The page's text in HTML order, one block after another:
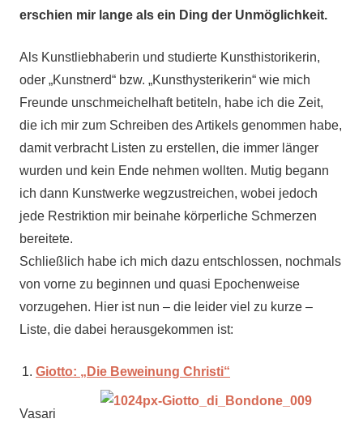
erschien mir lange als ein Ding der Unmöglichkeit.
Als Kunstliebhaberin und studierte Kunsthistorikerin,
oder „Kunstnerd“ bzw. „Kunsthysterikerin“ wie mich
Freunde unschmeichelhaft betiteln, habe ich die Zeit,
die ich mir zum Schreiben des Artikels genommen habe,
damit verbracht Listen zu erstellen, die immer länger
wurden und kein Ende nehmen wollten. Mutig begann
ich dann Kunstwerke wegzustreichen, wobei jedoch
jede Restriktion mir beinahe körperliche Schmerzen
bereitete.
Schließlich habe ich mich dazu entschlossen, nochmals
von vorne zu beginnen und quasi Epochenweise
vorzugehen. Hier ist nun – die leider viel zu kurze –
Liste, die dabei herausgekommen ist:
Giotto: „Die Beweinung Christi“
Vasari